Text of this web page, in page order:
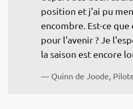
position et j'ai pu
encombre. Est-ce que
pour l'avenir ? Je
la saison est encore
— Quinn de Joode,